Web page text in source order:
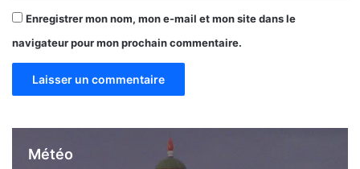
Enregistrer mon nom, mon e-mail et mon site dans le
navigateur pour mon prochain commentaire.
Météo